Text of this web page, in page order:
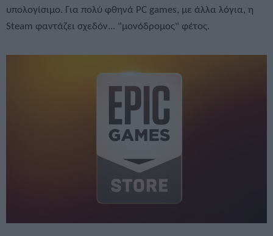
υπολογίσιμο. Για πολύ φθηνά PC games, με άλλα λόγια, η
Steam φαντάζει σχεδόν... "μονόδρομος" φέτος.